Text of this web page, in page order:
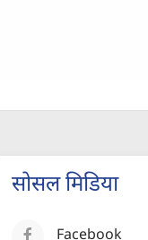
सोसल मिडिया
Facebook